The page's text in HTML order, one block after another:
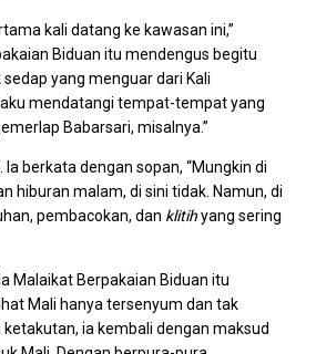
kali datang ke kawasan ini,”
Biduan itu mendengus begitu
yang menguar dari Kali
aku mendatangi tempat-tempat yang
Babarsari, misalnya.”
berkata dengan sopan, “Mungkin di
hiburan malam, di sini tidak. Namun, di
pembacokan, dan klitihyang sering
Malaikat Berpakaian Biduan itu
Mali hanya tersenyum dan tak
ia kembali dengan maksud